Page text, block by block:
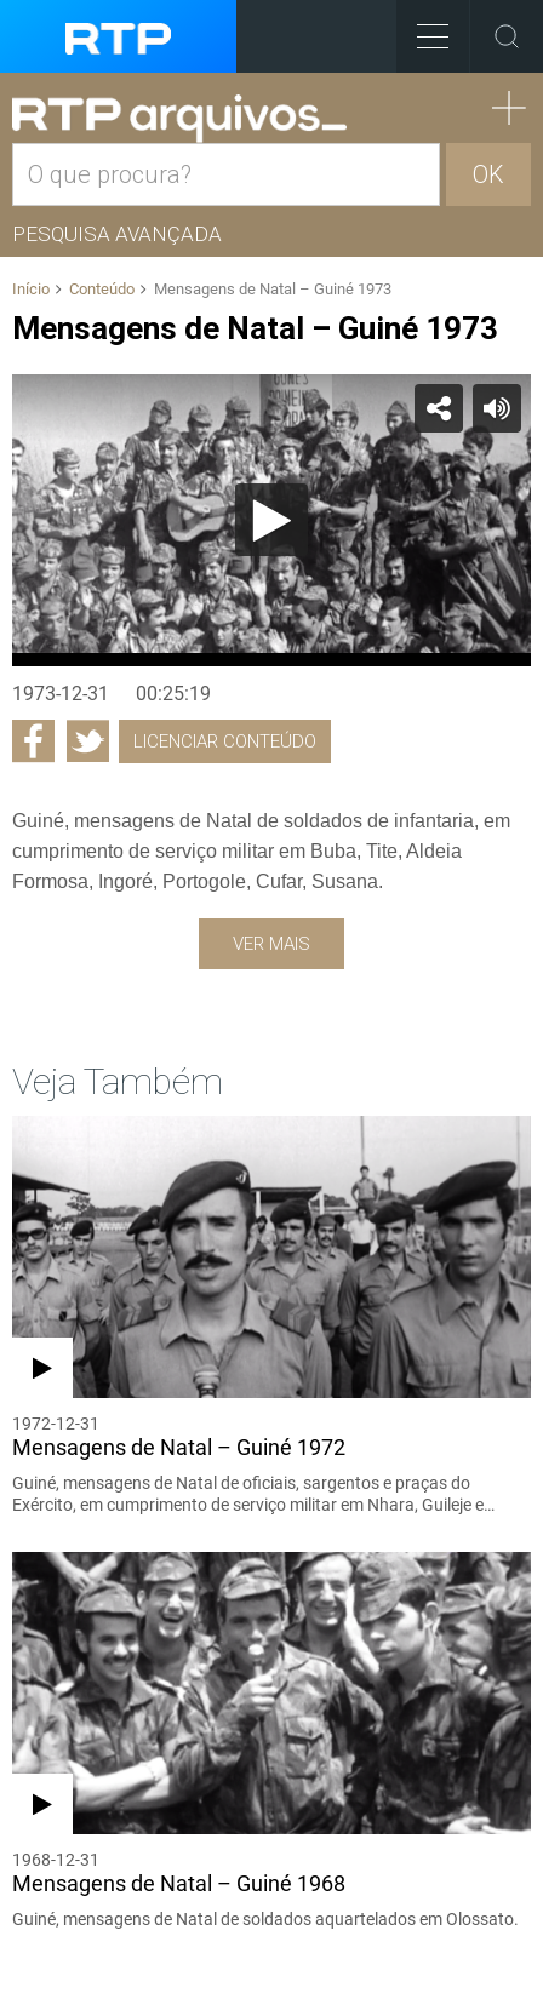
OK
PESQUISA AVANÇADA
Início Conteúdo Mensagens de Natal – Guiné 1973
Mensagens de Natal – Guiné 1973
1973-12-31 00:25:19
LICENCIAR CONTEÚDO
Guiné, mensagens de Natal de soldados de infantaria, em
cumprimento de serviço militar em Buba, Tite, Aldeia
Formosa, Ingoré, Portogole, Cufar, Susana.
VER MAIS
Veja Também
1972-12-31
Mensagens de Natal – Guiné 1972
Guiné, mensagens de Natal de oficiais, sargentos e praças do
Exército, em cumprimento de serviço militar em Nhara, Guileje e…
1968-12-31
Mensagens de Natal – Guiné 1968
Guiné, mensagens de Natal de soldados aquartelados em Olossato.